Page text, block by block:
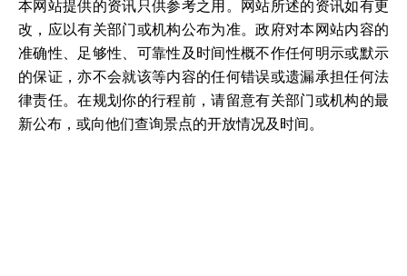
本网站提供的资讯只供参考之用。网站所述的资讯如有更
改，应以有关部门或机构公布为准。政府对本网站内容的
准确性、足够性、可靠性及时间性概不作任何明示或默示
的保证，亦不会就该等内容的任何错误或遗漏承担任何法
律责任。在规划你的行程前，请留意有关部门或机构的最
新公布，或向他们查询景点的开放情况及时间。